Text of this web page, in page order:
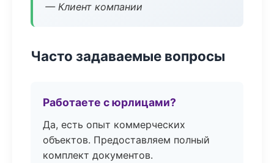
— Клиент компании
Часто задаваемые вопросы
Работаете с юрлицами?
Да, есть опыт коммерческих
объектов. Предоставляем полный
комплект документов.